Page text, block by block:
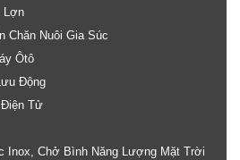
Lợn
Chăn Nuôi Gia Súc
Ôtô
Động
Tử
Inox, Chở Bình Năng Lượng Mặt Trời